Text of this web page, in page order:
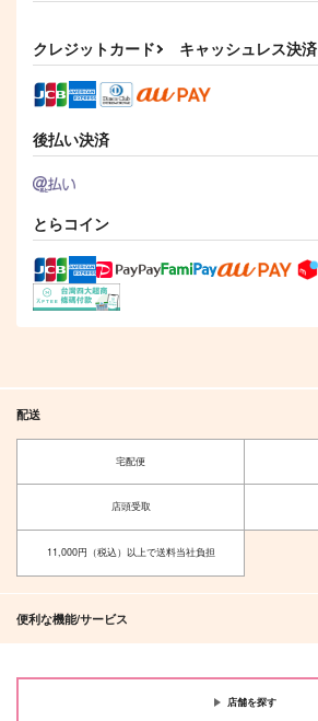
クレジットカード キャッシュレス決済
後払い決済
とらコイン
配送
宅配便
店頭受取
11,000円（税込）以上で送料当社負担
便利な機能/サービス
店舗を探す